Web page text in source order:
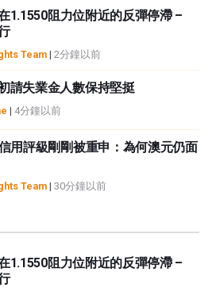
1.1550阻力位附近的反彈停滯 –
Team | 2分鐘以前
請失業金人數保持堅挺
| 4分鐘以前
用評級剛剛被重申：為何澳元仍面
Team | 30分鐘以前
1.1550阻力位附近的反彈停滯 –